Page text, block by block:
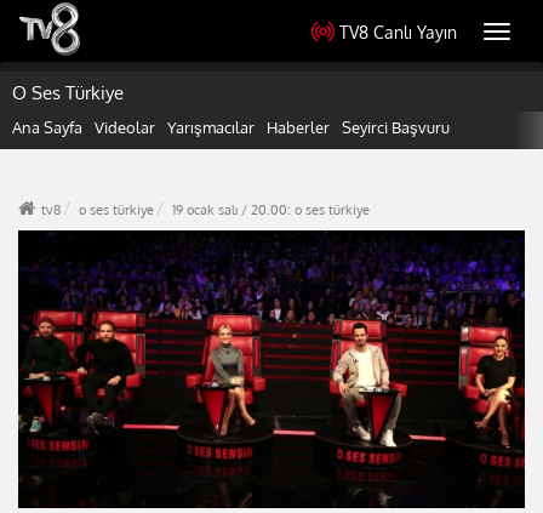
TV8 Canlı Yayın
O Ses Türkiye
Ana Sayfa Videolar Yarışmacılar Haberler Seyirci Başvuru
tv8 o ses türkiye 19 ocak salı / 20.00: o ses türkiye